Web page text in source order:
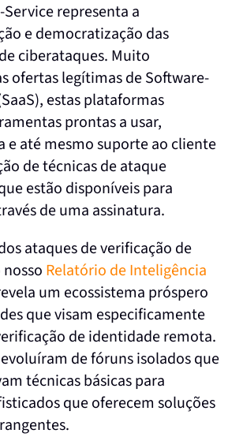
Service representa a
e democratização das
ciberataques. Muito
ofertas legítimas de Software-
estas plataformas
prontas a usar,
e até mesmo suporte ao cliente
de técnicas de ataque
estão disponíveis para
de uma assinatura.
ataques de verificação de
Relatório de Inteligência
um ecossistema próspero
que visam especificamente
de identidade remota.
evoluíram de fóruns isolados que
técnicas básicas para
que oferecem soluções